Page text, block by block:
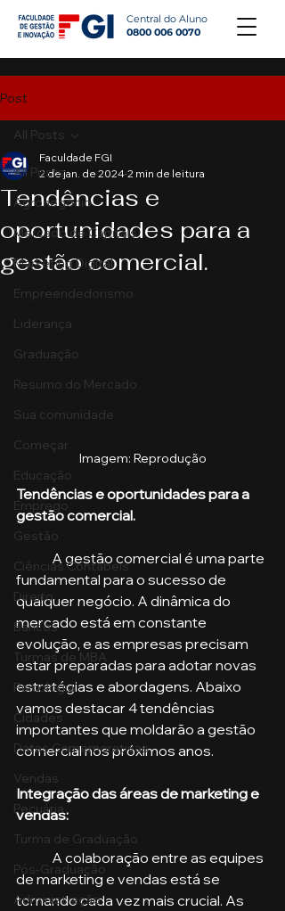
Central do Aluno
0800 006 0070
Post
All Posts
Agronegócio
Mercado de Capitais
Marketing Digital
Empreendedorismo
Liderança
Graduação
Resumo do Mercado
Sua comunidade
Começar
Educação
Emprego
Gestão
Ciências Contábeis
Direito
Bancos
Turmas de MBA
Psicologia
Cidades
Datas Comemorativas
Vendas
Pecuária
Turma de Graduação
Pós-Graduação
Administração
All Posts
Tendências e
oportunidades para a
gestão comercial.
Faculdade FGI
2 de jan. de 2024 2 min de leitura
Imagem: Reprodução
Tendências e oportunidades para a
gestão comercial.
	A gestão comercial é uma parte
fundamental para o sucesso de
qualquer negócio. A dinâmica do
mercado está em constante
evolução, e as empresas precisam
estar preparadas para adotar novas
estratégias e abordagens. Abaixo
vamos destacar 4 tendências
importantes que moldarão a gestão
comercial nos próximos anos.
Integração das áreas de marketing e
vendas:
de marketing e vendas está se
tornando cada vez mais crucial. As